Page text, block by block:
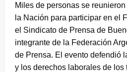
Miles de personas se
la Nación para participar en el
el Sindicato de Prensa de
integrante de la Federación
de Prensa. El evento defendió
y los derechos laborales de los